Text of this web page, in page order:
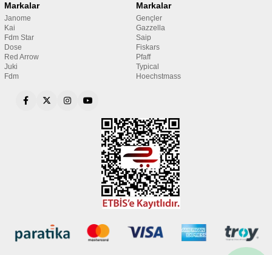
Markalar
Janome
Kai
Fdm Star
Dose
Red Arrow
Juki
Fdm
Markalar
Gençler
Gazzella
Saip
Fiskars
Pfaff
Typical
Hoechstmass